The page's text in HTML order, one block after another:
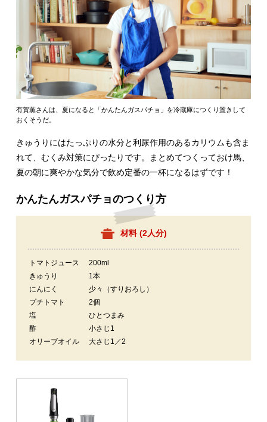
有賀薫さんは、夏になると「かんたんガスパチョ」を冷蔵庫につくり置きして
おくそうだ。
きゅうりにはたっぷりの水分と利尿作用のあるカリウムも含ま
れて、むくみ対策にぴったりです。まとめてつくっておけ馬、
夏の朝に爽やかな気分で飲め定番の一杯になるはずです！
かんたんガスパチョのつくり方
材料 (2人分)
トマトジュース
200ml
きゅうり
1本
にんにく
少々（すりおろし）
プチトマト
2個
塩
ひとつまみ
酢
小さじ1
オリーブオイル
大さじ1／2